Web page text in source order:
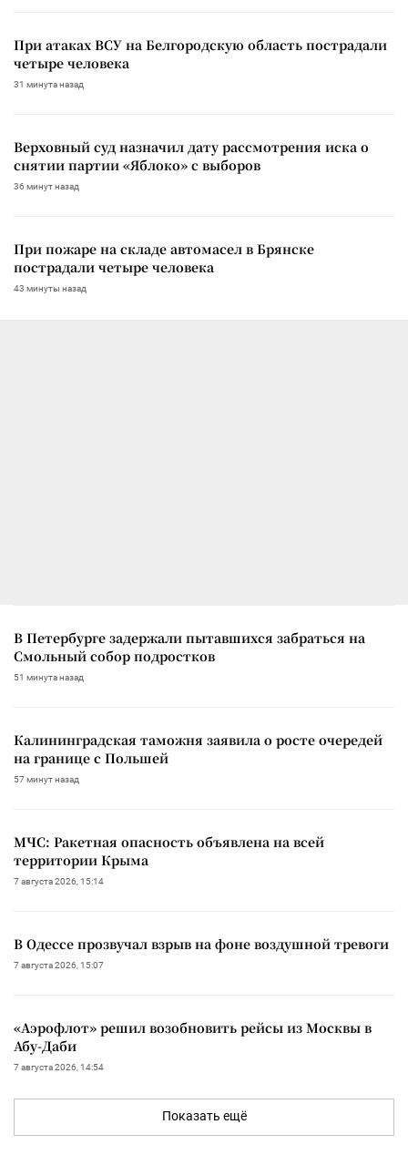
При атаках ВСУ на Белгородскую область пострадали
четыре человека
31 минута назад
Верховный суд назначил дату рассмотрения иска о
снятии партии «Яблоко» с выборов
36 минут назад
При пожаре на складе автомасел в Брянске
пострадали четыре человека
43 минуты назад
В Петербурге задержали пытавшихся забраться на
Смольный собор подростков
51 минута назад
Калининградская таможня заявила о росте очередей
на границе с Польшей
57 минут назад
МЧС: Ракетная опасность объявлена на всей
территории Крыма
7 августа 2026, 15:14
В Одессе прозвучал взрыв на фоне воздушной тревоги
7 августа 2026, 15:07
«Аэрофлот» решил возобновить рейсы из Москвы в
Абу-Даби
7 августа 2026, 14:54
Показать ещё